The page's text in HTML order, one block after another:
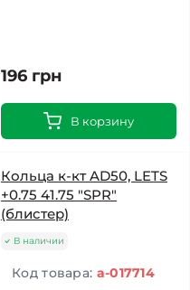
196 грн
В корзину
Кольца к-кт AD50, LETS
+0.75 41.75 "SPR"
(блистер)
В наличии
Код товара: a-017714